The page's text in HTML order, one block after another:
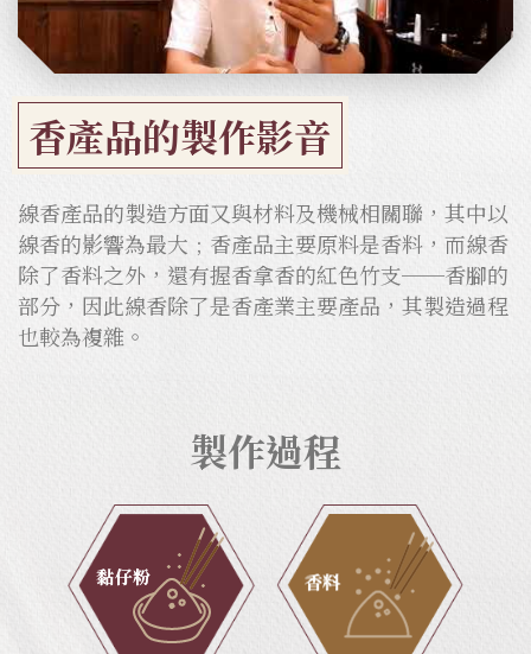
香產品的製作影音
線香產品的製造方面又與材料及機械相關聯，其中以
線香的影響為最大﹔香產品主要原料是香料，而線香
除了香料之外，還有握香拿香的紅色竹支──香腳的
部分，因此線香除了是香產業主要產品，其製造過程
也較為複雜。
製作過程